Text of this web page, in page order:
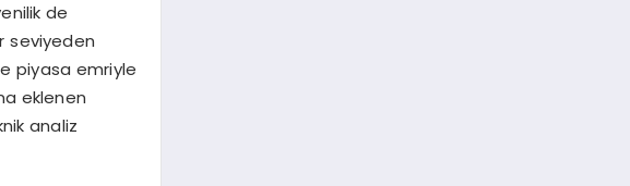
de
seviyeden
piyasa emriyle
eklenen
analiz